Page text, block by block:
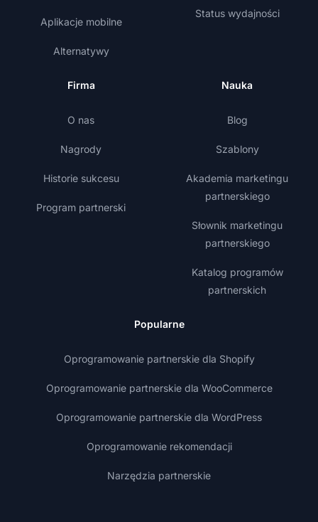
Aplikacje mobilne
Alternatywy
Status wydajności
Firma
O nas
Nagrody
Historie sukcesu
Program partnerski
Nauka
Blog
Szablony
Akademia marketingu
partnerskiego
Słownik marketingu
partnerskiego
Katalog programów
partnerskich
Popularne
Oprogramowanie partnerskie dla Shopify
Oprogramowanie partnerskie dla WooCommerce
Oprogramowanie partnerskie dla WordPress
Oprogramowanie rekomendacji
Narzędzia partnerskie